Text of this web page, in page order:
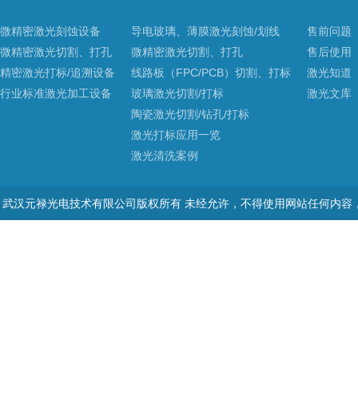
微精密激光刻蚀设备
微精密激光切割、打孔
精密激光打标/追溯设备
行业标准激光加工设备
导电玻璃、薄膜激光刻蚀/划线
微精密激光切割、打孔
线路板（FPC/PCB）切割、打标
玻璃激光切割/打标
陶瓷激光切割/钻孔/打标
激光打标应用一览
激光清洗案例
售前问题
售后使用
激光知道
激光文库
武汉元禄光电技术有限公司版权所有 未经允许，不得使用网站任何内